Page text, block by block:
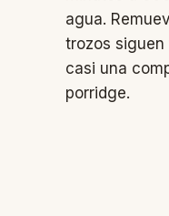
agua.
trozos siguen
casi una
porridge.